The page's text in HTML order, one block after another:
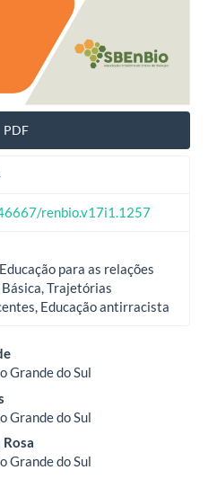
PDF
renbio.v17i1.1257
para as relações
Trajetórias
Educação antirracista
Grande do Sul
Grande do Sul
Grande do Sul